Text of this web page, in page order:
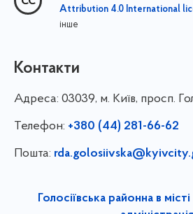
Attribution 4.0 International
інше
Контакти
Адреса: 03039, м. Київ, просп.
Телефон: +380 (44) 281-66-62
Пошта:
Голосіївська районна в